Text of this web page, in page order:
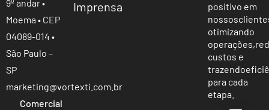
9º andar •
Moema • CEP
04089-014 •
São Paulo –
SP
marketing@vortexti.com.br
Comercial
Imprensa
positivo em
nossos
otimizando
operações,
custos e
trazendo
para cada
etapa.